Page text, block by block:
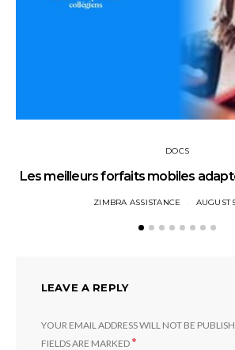
DOCS
Les meilleurs forfaits mobiles
ZIMBRA ASSISTANCE AUGUST
LEAVE A REPLY
YOUR EMAIL ADDRESS WILL NOT BE
FIELDS ARE MARKED*